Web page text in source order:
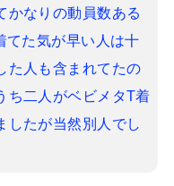
かなりの動員数ある
てた気が早い人は十
た人も含まれてたの
ち二人がベビメタT着
したが当然別人でし